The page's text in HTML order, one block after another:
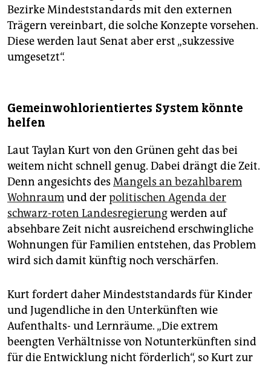
Bezirke Mindeststandards mit den externen
Trägern vereinbart, die solche Konzepte vorsehen.
Diese werden laut Senat aber erst „sukzessive
umgesetzt“.
Gemeinwohlorientiertes System könnte
helfen
Laut Taylan Kurt von den Grünen geht das bei
weitem nicht schnell genug. Dabei drängt die Zeit.
Denn angesichts des Mangels an bezahlbarem
Wohnraumund derpolitischen Agenda der
schwarz-roten Landesregierungwerden auf
absehbare Zeit nicht ausreichend erschwingliche
Wohnungen für Familien entstehen, das Problem
wird sich damit künftig noch verschärfen.
Kurt fordert daher Mindeststandards für Kinder
und Jugendliche in den Unterkünften wie
Aufenthalts- und Lernräume. „Die extrem
beengten Verhältnisse von Notunterkünften sind
für die Entwicklung nicht förderlich“, so Kurt zur